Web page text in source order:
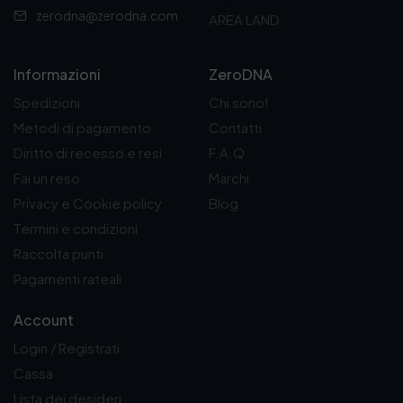
zerodna@zerodna.com
AREA LAND
Informazioni
Spedizioni
Metodi di pagamento
Diritto di recesso e resi
Fai un reso
Privacy e Cookie policy
Termini e condizioni
Raccolta punti
Pagamenti rateali
Account
Login / Registrati
Cassa
Lista dei desideri
ZeroDNA
Chi sono!
Contatti
F.A.Q.
Marchi
Blog